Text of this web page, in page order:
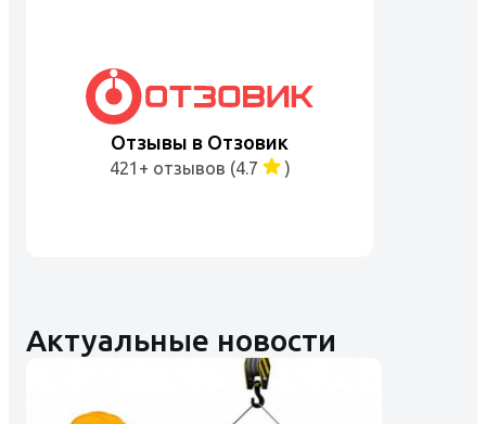
Отзывы в Отзовик
421+ отзывов (4.7 )
Актуальные новости